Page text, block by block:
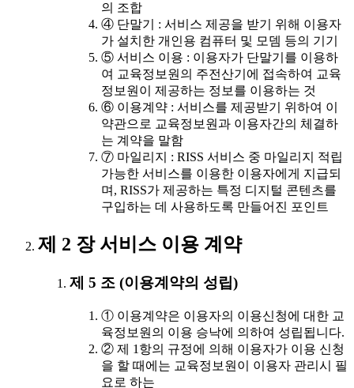
의 조합
④ 단말기 : 서비스 제공을 받기 위해 이용자
가 설치한 개인용 컴퓨터 및 모뎀 등의 기기
⑤ 서비스 이용 : 이용자가 단말기를 이용하
여 교육정보원의 주전산기에 접속하여 교육
정보원이 제공하는 정보를 이용하는 것
⑥ 이용계약 : 서비스를 제공받기 위하여 이
약관으로 교육정보원과 이용자간의 체결하
는 계약을 말함
⑦ 마일리지 : RISS 서비스 중 마일리지 적립
가능한 서비스를 이용한 이용자에게 지급되
며, RISS가 제공하는 특정 디지털 콘텐츠를
구입하는 데 사용하도록 만들어진 포인트
제 2 장 서비스 이용 계약
제 5 조 (이용계약의 성립)
① 이용계약은 이용자의 이용신청에 대한 교
육정보원의 이용 승낙에 의하여 성립됩니다.
② 제 1항의 규정에 의해 이용자가 이용 신청
을 할 때에는 교육정보원이 이용자 관리시 필
요로 하는